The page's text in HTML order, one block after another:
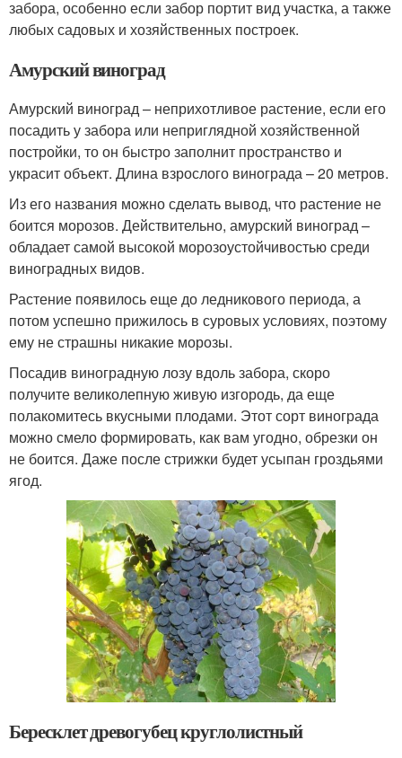
забора, особенно если забор портит вид участка, а также
любых садовых и хозяйственных построек.
Амурский виноград
Амурский виноград – неприхотливое растение, если его
посадить у забора или неприглядной хозяйственной
постройки, то он быстро заполнит пространство и
украсит объект. Длина взрослого винограда – 20 метров.
Из его названия можно сделать вывод, что растение не
боится морозов. Действительно, амурский виноград –
обладает самой высокой морозоустойчивостью среди
виноградных видов.
Растение появилось еще до ледникового периода, а
потом успешно прижилось в суровых условиях, поэтому
ему не страшны никакие морозы.
Посадив виноградную лозу вдоль забора, скоро
получите великолепную живую изгородь, да еще
полакомитесь вкусными плодами. Этот сорт винограда
можно смело формировать, как вам угодно, обрезки он
не боится. Даже после стрижки будет усыпан гроздьями
ягод.
Бересклет древогубец круглолистный